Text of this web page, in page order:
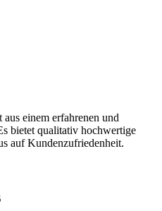
einem erfahrenen und
bietet qualitativ hochwertige
auf Kundenzufriedenheit.